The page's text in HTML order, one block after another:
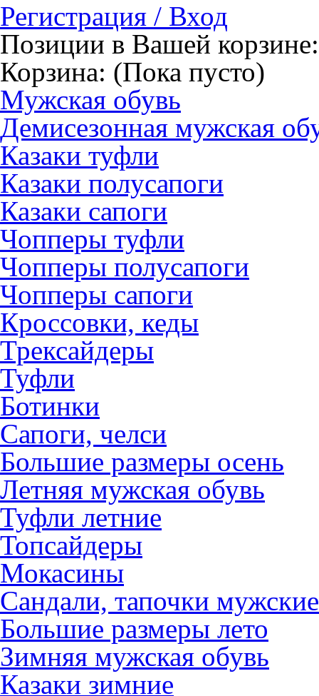
Регистрация / Вход
Позиции в Вашей корзине:
Корзина: (Пока пусто)
Мужская обувь
Демисезонная мужская
Казаки туфли
Казаки полусапоги
Казаки сапоги
Чопперы туфли
Чопперы полусапоги
Чопперы сапоги
Кроссовки, кеды
Трексайдеры
Туфли
Ботинки
Сапоги, челси
Большие размеры осень
Летняя мужская обувь
Туфли летние
Топсайдеры
Мокасины
Сандали, тапочки мужские
Большие размеры лето
Зимняя мужская обувь
Казаки зимние